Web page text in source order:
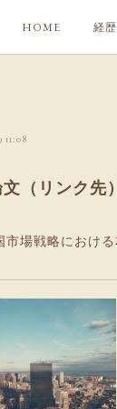
HOME 経歴
11:08
（リンク先
市場戦略におけ